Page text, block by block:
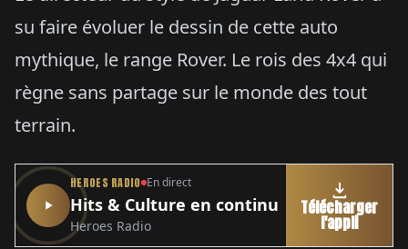
su faire évoluer le dessin de cette auto
mythique, le range Rover. Le rois des 4x4 qui
règne sans partage sur le monde des tout
terrain.
HEROES RADIO En direct
Hits & Culture en continu
Heroes Radio
Télécharger
l'appli